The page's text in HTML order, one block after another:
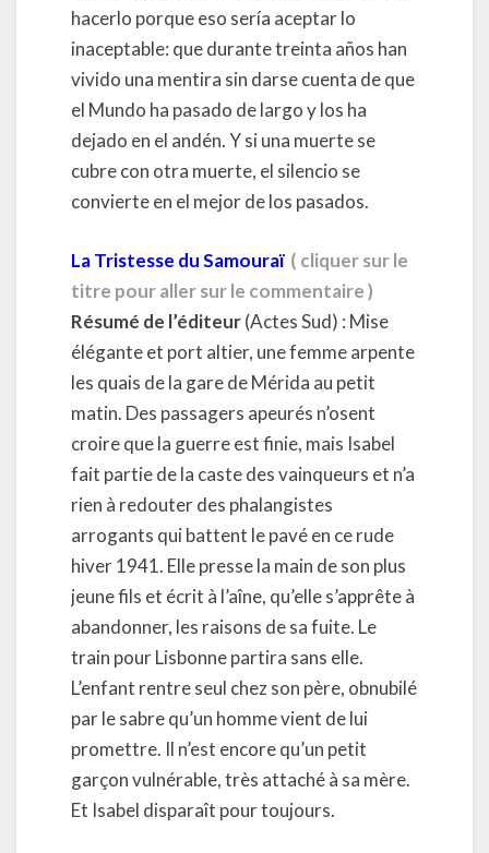
hacerlo porque eso sería aceptar lo
inaceptable: que durante treinta años han
vivido una mentira sin darse cuenta de que
el Mundo ha pasado de largo y los ha
dejado en el andén. Y si una muerte se
cubre con otra muerte, el silencio se
convierte en el mejor de los pasados.
La Tristesse du Samouraï ( cliquer sur le
titre pour aller sur le commentaire )
Résumé de l’éditeur(Actes Sud) : Mise
élégante et port altier, une femme arpente
les quais de la gare de Mérida au petit
matin. Des passagers apeurés n’osent
croire que la guerre est finie, mais Isabel
fait partie de la caste des vainqueurs et n’a
rien à redouter des phalangistes
arrogants qui battent le pavé en ce rude
hiver 1941. Elle presse la main de son plus
jeune fils et écrit à l’aîne, qu’elle s’apprête à
abandonner, les raisons de sa fuite. Le
train pour Lisbonne partira sans elle.
L’enfant rentre seul chez son père, obnubilé
par le sabre qu’un homme vient de lui
promettre. Il n’est encore qu’un petit
garçon vulnérable, très attaché à sa mère.
Et Isabel disparaît pour toujours.